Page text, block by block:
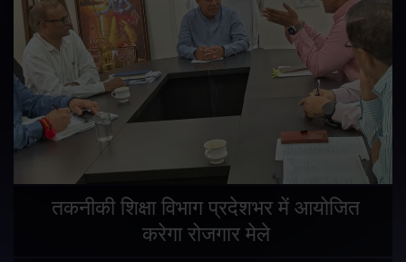
तकनीकी शिक्षा विभाग प्रदेशभर में आयोजित
करेगा रोजगार मेले